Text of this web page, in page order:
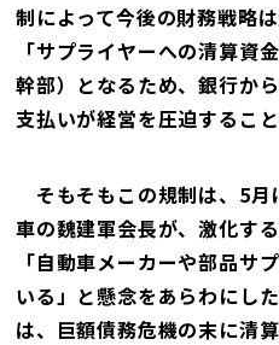
制によって今後の財務戦略
「サプライヤーへの清算資
幹部）となるため、銀行か
支払いが経営を圧迫するこ
そもそもこの規制は、5月
車の魏建軍会長が、激化す
「自動車メーカーや部品サ
いる」と懸念をあらわにし
は、巨額債務危機の末に清